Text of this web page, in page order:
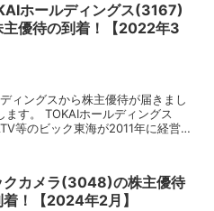
ホールディングス(3167)
主優待の到着！【2022年3
ィングスから株主優待が届きまし
す。 TOKAIホールディングス
等のビック東海が2011年に経営統
クカメラ(3048)の株主優待
！【2024年2月】